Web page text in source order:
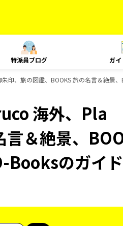
特派員ブログ ガ
印、旅の図鑑、BOOKS 旅の名言＆絶景
海外、Pla
＆絶景、
Booksのガイド